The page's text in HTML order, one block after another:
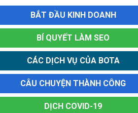
BẮT ĐẦU KINH DOANH
BÍ QUYẾT LÀM SEO
CÁC DỊCH VỤ CỦA BOTA
CÂU CHUYỆN THÀNH CÔNG
DỊCH COVID-19